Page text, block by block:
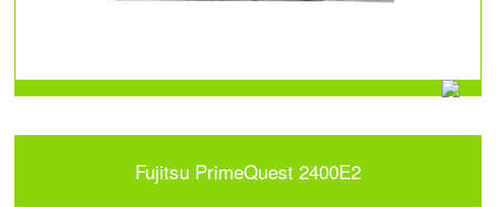
Fujitsu PrimeQuest 2400E2